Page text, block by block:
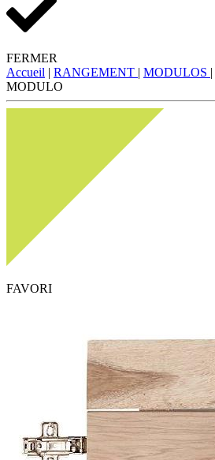
FERMER
Accueil | RANGEMENT | MODULOS |
MODULO
FAVORI